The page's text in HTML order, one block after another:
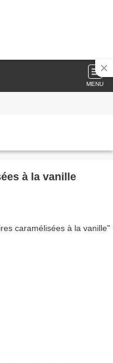
MENU
à la vanille